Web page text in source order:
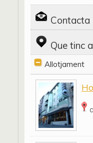
Contacta
Que tinc
Allotjament